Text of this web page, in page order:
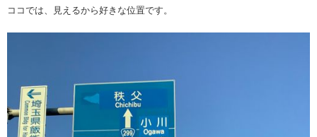
ココでは、見えるから好きな位置です。